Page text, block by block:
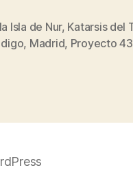
Isla de Nur, Katarsis del
, Madrid, Proyecto